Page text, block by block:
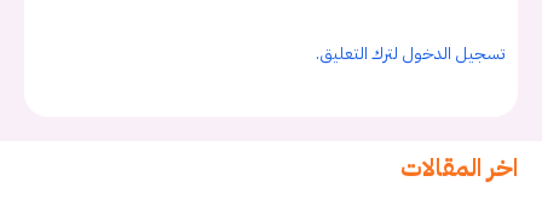
تسجيل الدخول لترك التعليق.
اخر المقالات